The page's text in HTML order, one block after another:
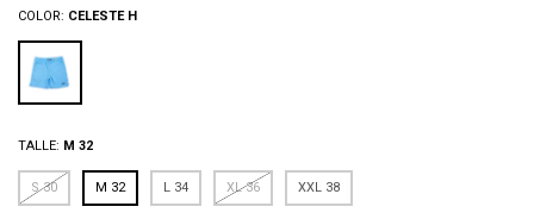
COLOR: CELESTE H
TALLE: M 32
S 30 M 32 L 34 XL 36 XXL 38